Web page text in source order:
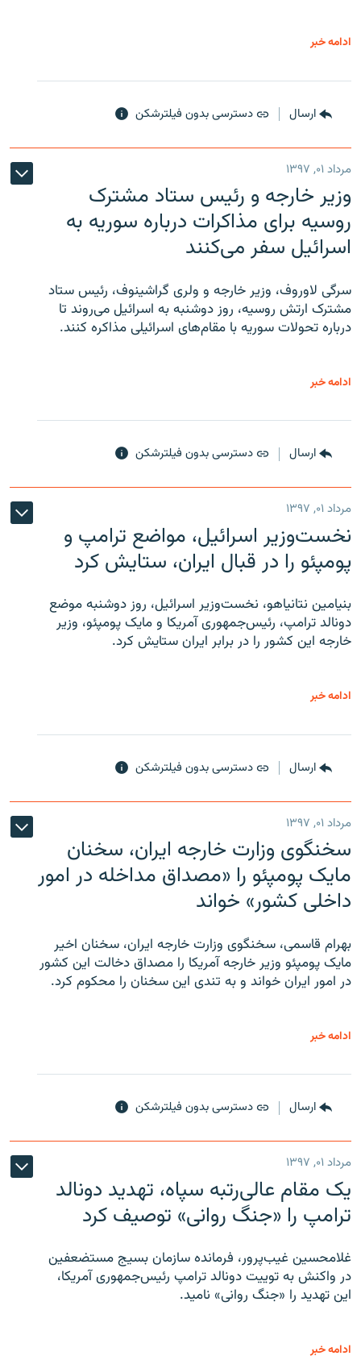
ادامه خبر
ارسال دسترسی بدون فیلترشکن
مرداد ۰۱, ۱۳۹۷
وزیر خارجه و رئیس‌ ستاد مشترک
روسیه برای مذاکرات درباره سوریه به
اسرائیل سفر می‌کنند
سرگی لاوروف، وزیر خارجه و ولری گراشینوف، رئیس ستاد
مشترک ارتش روسیه، روز دوشنبه به اسرائیل می‌روند تا
درباره تحولات سوریه با مقام‌های اسرائیلی مذاکره کنند.
ادامه خبر
ارسال دسترسی بدون فیلترشکن
مرداد ۰۱, ۱۳۹۷
نخست‌وزیر اسرائیل، مواضع ترامپ و
پومپئو را در قبال ایران، ستایش کرد
بنیامین نتانیاهو، نخست‌وزیر اسرائیل، روز دوشنبه موضع
دونالد ترامپ، رئیس‌جمهوری آمریکا و مایک پومپئو، وزیر
خارجه این کشور را در برابر ایران ستایش کرد.
ادامه خبر
ارسال دسترسی بدون فیلترشکن
مرداد ۰۱, ۱۳۹۷
سخنگوی وزارت خارجه ایران، سخنان
مایک پومپئو را «مصداق مداخله در امور
داخلی کشور» خواند
بهرام قاسمی، سخنگوی وزارت خارجه ایران، سخنان اخیر
مایک پومپئو وزیر خارجه آمریکا را مصداق دخالت این کشور
در امور ایران خواند و به تندی این سخنان را محکوم کرد.
ادامه خبر
ارسال دسترسی بدون فیلترشکن
مرداد ۰۱, ۱۳۹۷
یک مقام عالی‌رتبه سپاه، تهدید دونالد
ترامپ را «جنگ روانی» توصیف کرد
غلامحسین غیب‌پرور، فرمانده سازمان بسیج مستضعفین
در واکنش به توییت دونالد ترامپ رئیس‌جمهوری آمریکا،
این تهدید را «جنگ روانی» نامید.
ادامه خبر